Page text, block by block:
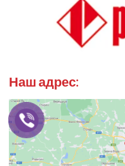
Наш адрес: